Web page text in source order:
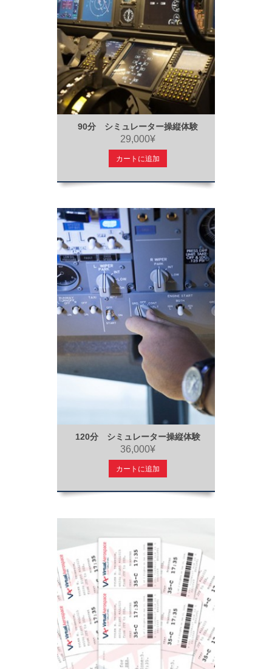
90分 シミュレーター操縦体験
29,000¥
カートに追加
120分 シミュレーター操縦体験
36,000¥
カートに追加